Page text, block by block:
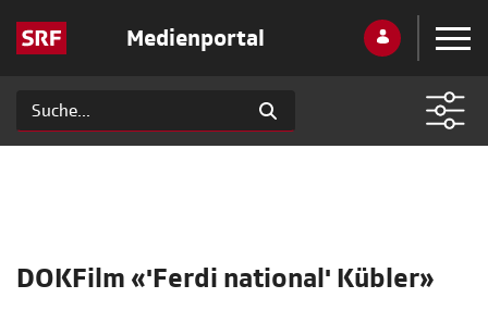
Medienportal
DOKFilm «'Ferdi national' Kübler»